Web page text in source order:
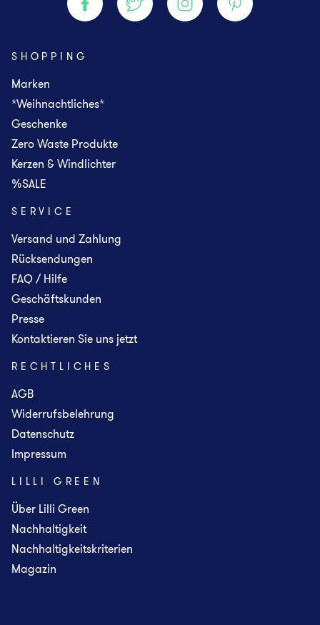
SHOPPING
Marken
*Weihnachtliches*
Geschenke
Zero Waste Produkte
Kerzen & Windlichter
%SALE
SERVICE
Versand und Zahlung
Rücksendungen
FAQ / Hilfe
Geschäftskunden
Presse
Kontaktieren Sie uns jetzt
RECHTLICHES
AGB
Widerrufsbelehrung
Datenschutz
Impressum
LILLI GREEN
Über Lilli Green
Nachhaltigkeit
Nachhaltigkeitskriterien
Magazin